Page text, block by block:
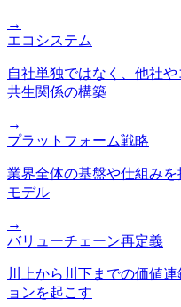
→
エコシステム
自社単独ではなく、他社
共生関係の構築
→
プラットフォーム戦略
業界全体の基盤や仕組み
モデル
→
バリューチェーン再定義
川上から川下までの価値
ョンを起こす